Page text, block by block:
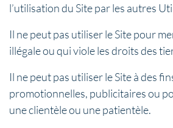
l’utilisation du Site par les autres
Il ne peut pas utiliser le Site pour
illégale ou qui viole les droits des
Il ne peut pas utiliser le Site à des
promotionnelles, publicitaires ou
une clientèle ou une patientèle.